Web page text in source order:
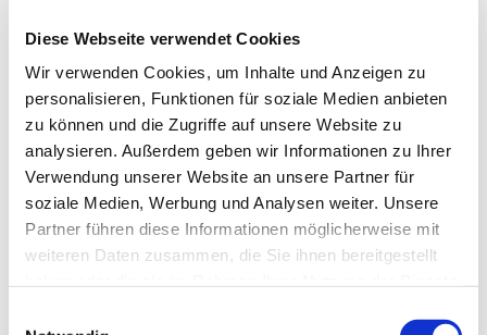
Diese Webseite verwendet Cookies
Wir verwenden Cookies, um Inhalte und Anzeigen zu
personalisieren, Funktionen für soziale Medien anbieten
zu können und die Zugriffe auf unsere Website zu
analysieren. Außerdem geben wir Informationen zu Ihrer
Verwendung unserer Website an unsere Partner für
soziale Medien, Werbung und Analysen weiter. Unsere
Partner führen diese Informationen möglicherweise mit
weiteren Daten zusammen, die Sie ihnen bereitgestellt